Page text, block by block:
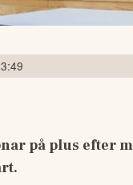
på plus efter